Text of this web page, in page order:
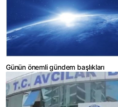
Günün önemli gündem başlıkları